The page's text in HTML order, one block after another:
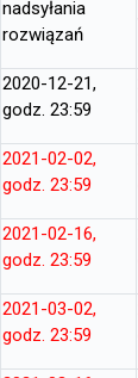
nadsyłania
rozwiązań
2020-12-21,
godz. 23:59
2021-02-02,
godz. 23:59
2021-02-16,
godz. 23:59
2021-03-02,
godz. 23:59